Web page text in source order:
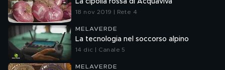
La cipolla rossa di Acquaviva
18 nov 2019 | Rete 4
MELAVERDE
La tecnologia nel soccorso alpino
14 dic | Canale 5
MELAVERDE